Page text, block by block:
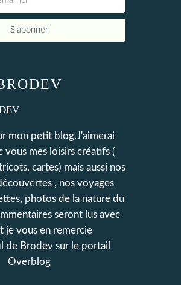
mon petit blog.J'aimerai
vous mes loisirs créatifs (
cartes) mais aussi nos
, nos voyages
photos de la nature du
seront lus avec
je vous en remercie
de Brodevsur le portail
Overblog